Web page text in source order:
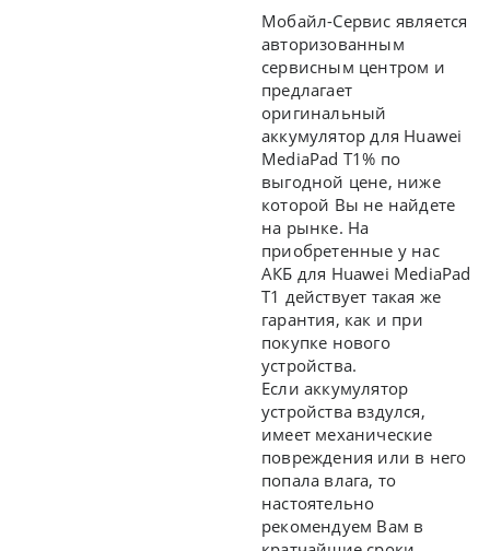
Мобайл-Сервис является
авторизованным
сервисным центром и
предлагает
оригинальный
аккумулятор для Huawei
MediaPad T1% по
выгодной цене, ниже
которой Вы не найдете
на рынке. На
приобретенные у нас
АКБ для Huawei MediaPad
T1 действует такая же
гарантия, как и при
покупке нового
устройства.
Если аккумулятор
устройства вздулся,
имеет механические
повреждения или в него
попала влага, то
настоятельно
рекомендуем Вам в